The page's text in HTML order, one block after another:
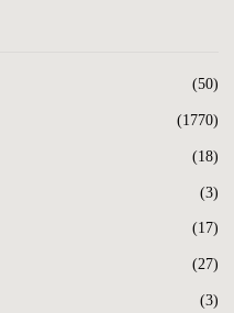
(50)
(1770)
(18)
(3)
(17)
(27)
(3)